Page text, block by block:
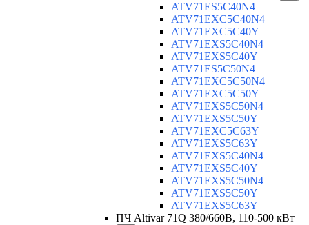
ATV71ES5C40N4
ATV71EXC5C40N4
ATV71EXC5C40Y
ATV71EXS5C40N4
ATV71EXS5C40Y
ATV71ES5C50N4
ATV71EXC5C50N4
ATV71EXC5C50Y
ATV71EXS5C50N4
ATV71EXS5C50Y
ATV71EXC5C63Y
ATV71EXS5C63Y
ATV71EXS5C40N4
ATV71EXS5C40Y
ATV71EXS5C50N4
ATV71EXS5C50Y
ATV71EXS5C63Y
ПЧ Altivar 71Q 380/660В, 110-500 кВт